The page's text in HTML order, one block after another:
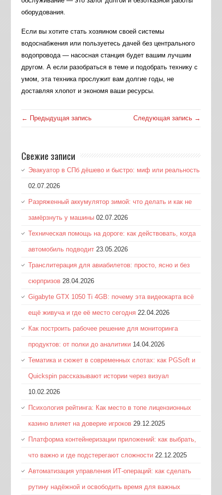
оборудования.
Если вы хотите стать хозяином своей системы
водоснабжения или пользуетесь дачей без центрального
водопровода — насосная станция будет вашим лучшим
другом. А если разобраться в теме и подобрать технику с
умом, эта техника прослужит вам долгие годы, не
доставляя хлопот и экономя ваши ресурсы.
← Предыдущая запись Следующая запись →
Свежие записи
Эвакуатор в СПб дёшево и быстро: миф или реальность
02.07.2026
Разряженный аккумулятор зимой: что делать и как не
замёрзнуть у машины 02.07.2026
Техническая помощь на дороге: как действовать, когда
автомобиль подводит 23.05.2026
Транслитерация для авиабилетов: просто, ясно и без
сюрпризов 28.04.2026
Gigabyte GTX 1050 Ti 4GB: почему эта видеокарта всё
ещё живуча и где её место сегодня 22.04.2026
Как построить рабочее решение для мониторинга
продуктов: от полки до аналитики 14.04.2026
Тематика и сюжет в современных слотах: как PGSoft и
Quickspin рассказывают истории через визуал
10.02.2026
Психология рейтинга: Как место в топе лицензионных
казино влияет на доверие игроков 29.12.2025
Платформа контейнеризации приложений: как выбрать,
что важно и где подстерегают сложности 22.12.2025
Автоматизация управления ИТ-операций: как сделать
рутину надёжной и освободить время для важных